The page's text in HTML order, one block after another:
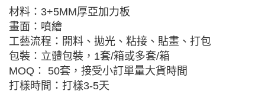
材料：3+5MM厚亞加力板
畫面：噴繪
工藝流程：開料、拋光、粘接、貼畫、打包
包裝：立體包裝，1套/箱或多套/箱
MOQ： 50套，接受小訂單量大貨時間
打樣時間：打樣3-5天